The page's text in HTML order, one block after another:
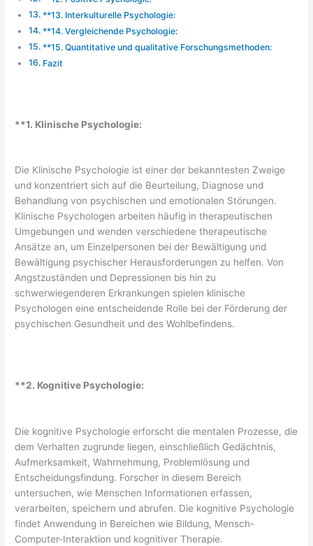
**13. Interkulturelle Psychologie:
**14. Vergleichende Psychologie:
**15. Quantitative und qualitative Forschungsmethoden:
Fazit
**1. Klinische Psychologie:
Die Klinische Psychologie ist einer der bekanntesten Zweige
und konzentriert sich auf die Beurteilung, Diagnose und
Behandlung von psychischen und emotionalen Störungen.
Klinische Psychologen arbeiten häufig in therapeutischen
Umgebungen und wenden verschiedene therapeutische
Ansätze an, um Einzelpersonen bei der Bewältigung und
Bewältigung psychischer Herausforderungen zu helfen. Von
Angstzuständen und Depressionen bis hin zu
schwerwiegenderen Erkrankungen spielen klinische
Psychologen eine entscheidende Rolle bei der Förderung der
psychischen Gesundheit und des Wohlbefindens.
**2. Kognitive Psychologie:
Die kognitive Psychologie erforscht die mentalen Prozesse, die
dem Verhalten zugrunde liegen, einschließlich Gedächtnis,
Aufmerksamkeit, Wahrnehmung, Problemlösung und
Entscheidungsfindung. Forscher in diesem Bereich
untersuchen, wie Menschen Informationen erfassen,
verarbeiten, speichern und abrufen. Die kognitive Psychologie
findet Anwendung in Bereichen wie Bildung, Mensch-
Computer-Interaktion und kognitiver Therapie.